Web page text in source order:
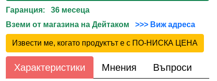
Гаранция: 36 месеца
Вземи от магазина на Дейтаком
>>> Виж адреса
Извести ме, когато продуктът е с ПО-НИСКА ЦЕНА
Характеристики Мнения Въпроси